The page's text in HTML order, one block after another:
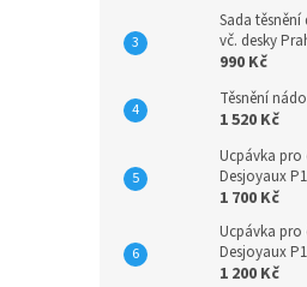
Sada
vč. desky
990 Kč
Těsnění
1 520 Kč
Ucpávka pro
Desjoyaux
1 700 Kč
Ucpávka pro
Desjoyaux
1 200 Kč